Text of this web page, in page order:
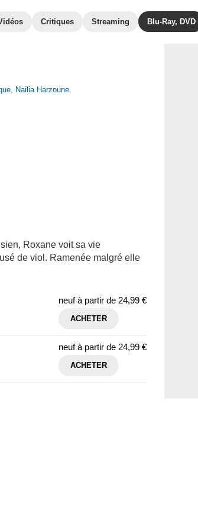
Critiques Streaming Blu-Ray, DVD
, Nailia Harzoune
Roxane voit sa vie
de viol. Ramenée malgré elle
neuf à partir de 24,99 €
ACHETER
neuf à partir de 24,99 €
ACHETER